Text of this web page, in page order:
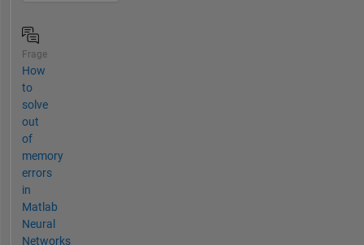
Frage
How
to
solve
out
of
memory
errors
in
Matlab
Neural
Networks